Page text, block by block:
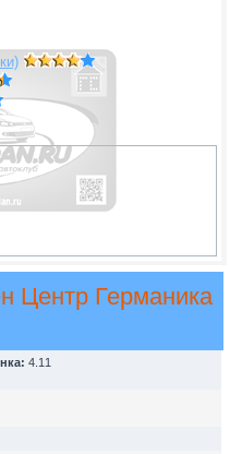
Центр Германика
4.11